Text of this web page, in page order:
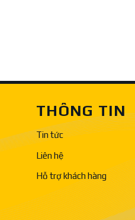
THÔNG TIN
Tin tức
Liên hệ
Hỗ trợ khách hàng